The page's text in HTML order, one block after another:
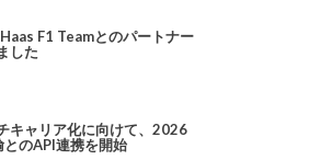
F1 Teamとのパートナー
した
キャリア化に向けて、2026
のAPI連携を開始